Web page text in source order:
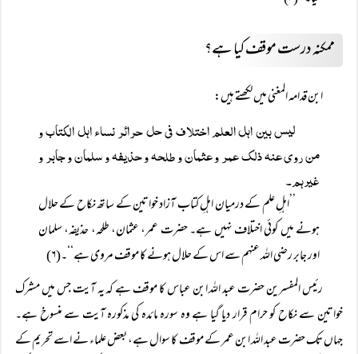
ممکنہ درست موقف کیا ہے؟
ابن قدامہ المغنی میں لکھتے ہیں:
لیس بین اہل العلم اختلاف فی حل حرائر نساء اہل الکتاب و
من روی عنہ ذلک عمر و عثمان و طلحہ و حذیفہ و سلمان و جابر و
غیرہم۔
’’اہلِ علم کے درمیان اہلِ کتاب آزاد خواتین کے ساتھ نکاح کے حلال
ہونے میں کوئی اختلاف نہیں ہے۔ حضرت عمر، عثمان، طلحہ، حذیفہ، سلمان
اور جابر رضی اللہ عنہم سے اس کے حلال ہونے کا موقف مروی ہے‘‘۔(۶)
رئیس المفسرین حضرت عبد اللہ ابن عباس کا موقف ہے کہ یہ آیت جس میں مشرک
خواتین سے نکاح کو حرام قرار دیا گیا ہے وہ سورہ مائدہ کی مذکورہ آیت سے منسوخ ہے۔
جہاں تک حضرت عبد اللہ ابن عمر کے موقف کا سوال ہے، بعض علماء نے اسے تحریم کے